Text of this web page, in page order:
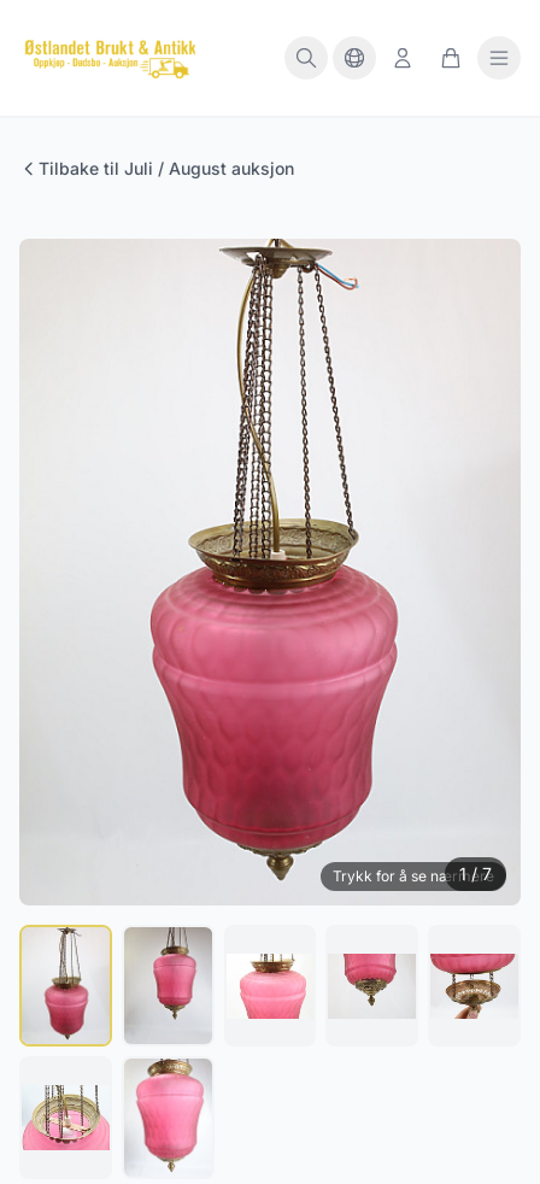
Tilbake til Juli / August auksjon
Trykk for å se nærmere
1 / 7